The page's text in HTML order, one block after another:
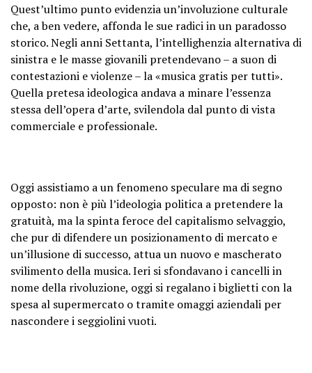
Quest’ultimo punto evidenzia un’involuzione culturale
che, a ben vedere, affonda le sue radici in un paradosso
storico. Negli anni Settanta, l’intellighenzia alternativa di
sinistra e le masse giovanili pretendevano – a suon di
contestazioni e violenze – la «musica gratis per tutti».
Quella pretesa ideologica andava a minare l’essenza
stessa dell’opera d’arte, svilendola dal punto di vista
commerciale e professionale.
Oggi assistiamo a un fenomeno speculare ma di segno
opposto: non è più l’ideologia politica a pretendere la
gratuità, ma la spinta feroce del capitalismo selvaggio,
che pur di difendere un posizionamento di mercato e
un’illusione di successo, attua un nuovo e mascherato
svilimento della musica. Ieri si sfondavano i cancelli in
nome della rivoluzione, oggi si regalano i biglietti con la
spesa al supermercato o tramite omaggi aziendali per
nascondere i seggiolini vuoti.